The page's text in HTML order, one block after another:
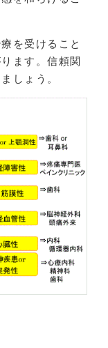
を受けること
ます。信頼関
しょう。